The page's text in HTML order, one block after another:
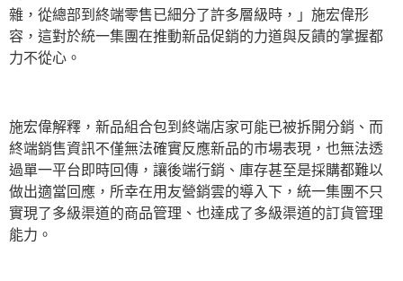
雜，從總部到終端零售已細分了許多層級時，」施宏偉形
容，這對於統一集團在推動新品促銷的力道與反饋的掌握都
力不從心。
施宏偉解釋，新品組合包到終端店家可能已被拆開分銷、而
終端銷售資訊不僅無法確實反應新品的市場表現，也無法透
過單一平台即時回傳，讓後端行銷、庫存甚至是採購都難以
做出適當回應，所幸在用友營銷雲的導入下，統一集團不只
實現了多級渠道的商品管理、也達成了多級渠道的訂貨管理
能力。